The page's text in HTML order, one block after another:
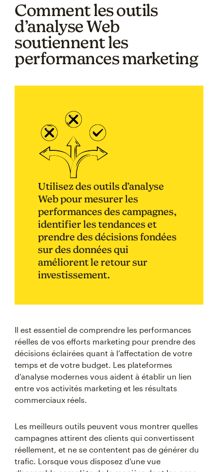
Comment les outils
d’analyse Web
soutiennent les
performances marketing
Utilisez des outils d’analyse
Web pour mesurer les
performances des campagnes,
identifier les tendances et
prendre des décisions fondées
sur des données qui
améliorent le retour sur
investissement.
Il est essentiel de comprendre les performances
réelles de vos efforts marketing pour prendre des
décisions éclairées quant à l’affectation de votre
temps et de votre budget. Les plateformes
d’analyse modernes vous aident à établir un lien
entre vos activités marketing et les résultats
commerciaux réels.
Les meilleurs outils peuvent vous montrer quelles
campagnes attirent des clients qui convertissent
réellement, et ne se contentent pas de générer du
trafic. Lorsque vous disposez d’une vue